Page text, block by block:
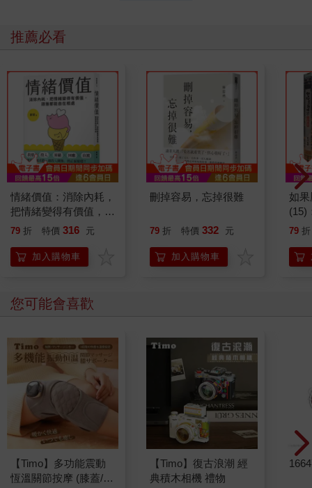
推薦必看
情緒價值：消除內耗，
把情緒變得有價值，跟
誰都能自在相處
79 折 特價 316 元
加入購物車
刪掉容易，忘掉很難
79 折 特價 332 元
加入購物車
如
(15)
貓
79 折
您可能會喜歡
【Timo】多功能震動
恆溫關節按摩 (膝蓋/
【Timo】復古浪潮 經
典積木相機 禮物